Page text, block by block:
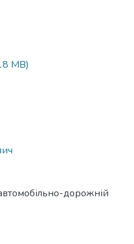
MB)
дорожній